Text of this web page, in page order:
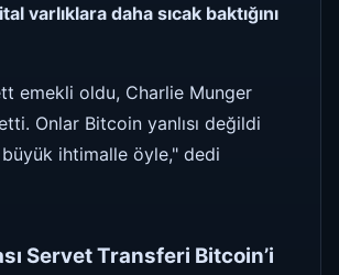
varlıklara daha sıcak baktığını
emekli oldu, Charlie Munger
Onlar Bitcoin yanlısı değildi
ihtimalle öyle," dedi
Servet Transferi Bitcoin’i